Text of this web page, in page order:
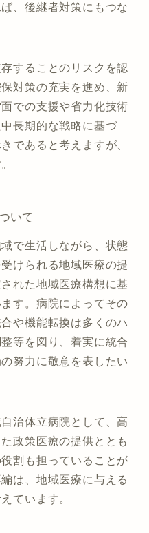
、後継者対策にもつな
することのリスクを認
対策の充実を進め、新
での支援や省力化技術
長期的な戦略に基づ
であると考えますが、
いて
で生活しながら、状態
けられる地域医療の提
れた地域医療構想に基
す。病院によってその
や機能転換は多くのハ
等を図り、着実に統合
努力に敬意を表したい
治体立病院として、高
政策医療の提供ととも
割も担っていることが
は、地域医療に与える
ています。